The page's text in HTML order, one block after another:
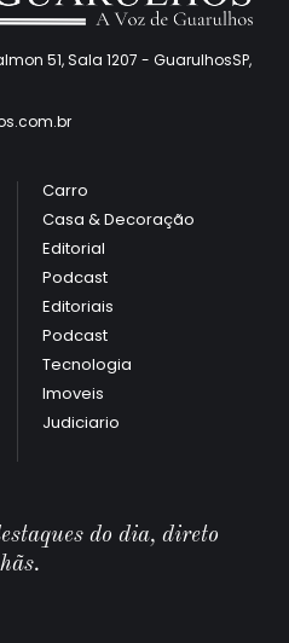
51, Sala 1207 - GuarulhosSP,
Carro
Casa & Decoração
Editorial
Podcast
Editoriais
Podcast
Tecnologia
Imoveis
Judiciario
do dia, direto